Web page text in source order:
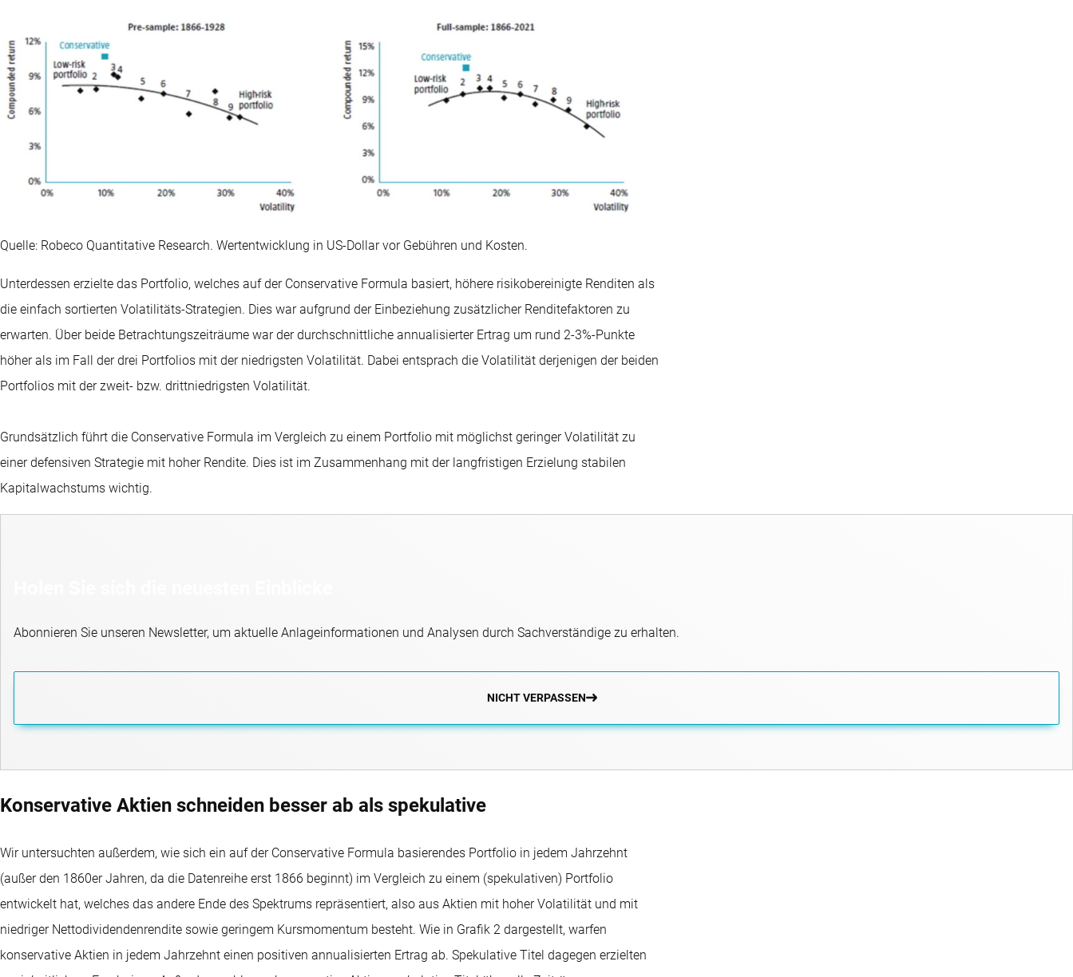
Quelle: Robeco Quantitative Research. Wertentwicklung in US-Dollar vor Gebühren und Kosten.
Unterdessen erzielte das Portfolio, welches auf der Conservative Formula basiert, höhere risikobereinigte Renditen als
die einfach sortierten Volatilitäts-Strategien. Dies war aufgrund der Einbeziehung zusätzlicher Renditefaktoren zu
erwarten. Über beide Betrachtungszeiträume war der durchschnittliche annualisierter Ertrag um rund 2-3%-Punkte
höher als im Fall der drei Portfolios mit der niedrigsten Volatilität. Dabei entsprach die Volatilität derjenigen der beiden
Portfolios mit der zweit- bzw. drittniedrigsten Volatilität.
Grundsätzlich führt die Conservative Formula im Vergleich zu einem Portfolio mit möglichst geringer Volatilität zu
einer defensiven Strategie mit hoher Rendite. Dies ist im Zusammenhang mit der langfristigen Erzielung stabilen
Kapitalwachstums wichtig.
Abonnieren Sie unseren Newsletter, um aktuelle Anlageinformationen und Analysen durch Sachverständige zu erhalten.
NICHT VERPASSEN
Konservative Aktien schneiden besser ab als spekulative
Wir untersuchten außerdem, wie sich ein auf der Conservative Formula basierendes Portfolio in jedem Jahrzehnt
(außer den 1860er Jahren, da die Datenreihe erst 1866 beginnt) im Vergleich zu einem (spekulativen) Portfolio
entwickelt hat, welches das andere Ende des Spektrums repräsentiert, also aus Aktien mit hoher Volatilität und mit
niedriger Nettodividendenrendite sowie geringem Kursmomentum besteht. Wie in Grafik 2 dargestellt, warfen
konservative Aktien in jedem Jahrzehnt einen positiven annualisierten Ertrag ab. Spekulative Titel dagegen erzielten